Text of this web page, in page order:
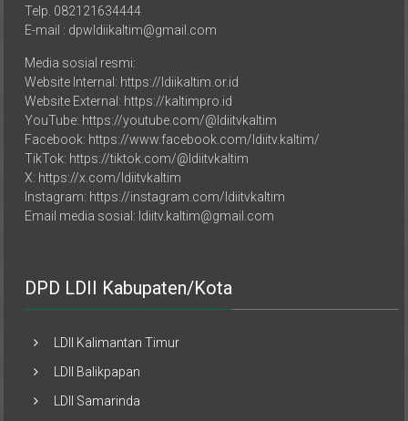
E-mail : dpwldiikaltim@gmail.com
Website Internal: https://ldiikaltim.or.id
Website External: https://kaltimpro.id
YouTube: https://youtube.com/@ldiitvkaltim
Facebook: https://www.facebook.com/ldiitv.kaltim/
TikTok: https://tiktok.com/@ldiitvkaltim
X: https://x.com/ldiitvkaltim
Instagram: https://instagram.com/ldiitvkaltim
Email media sosial: ldiitv.kaltim@gmail.com
LDII Samarinda